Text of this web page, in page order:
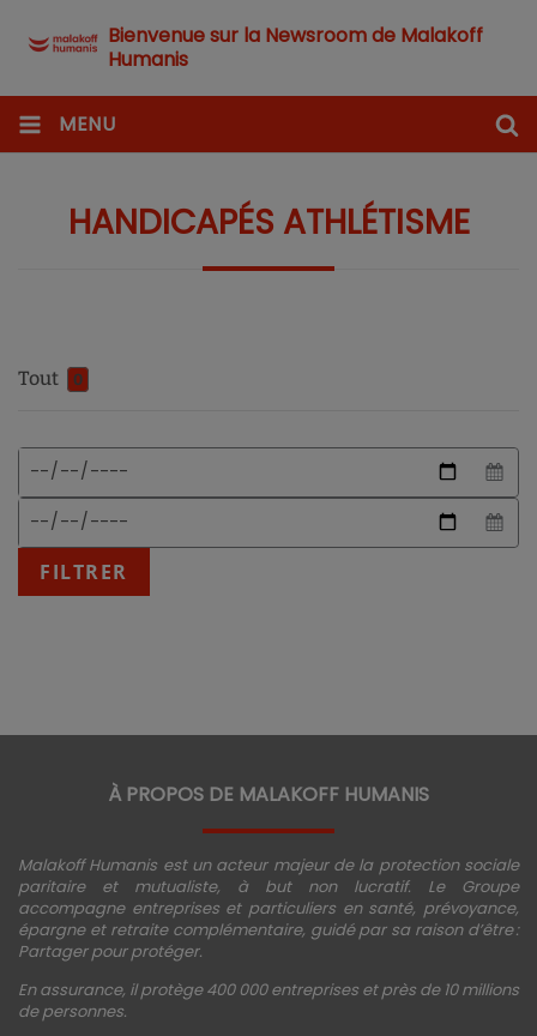
Bienvenue sur la Newsroom de Malakoff
Humanis
MENU
HANDICAPÉS ATHLÉTISME
Tout 0
Date
début
Date
Format
date
attendu
:
JJ/MM/AAAA
FILTRER
À PROPOS DE MALAKOFF HUMANIS
Malakoff Humanis est un acteur majeur de la protection sociale
paritaire et mutualiste, à but non lucratif. Le Groupe
accompagne entreprises et particuliers en santé, prévoyance,
épargne et retraite complémentaire, guidé par sa raison d’être :
Partager pour protéger.
En assurance, il protège 400 000 entreprises et près de 10 millions
de personnes.